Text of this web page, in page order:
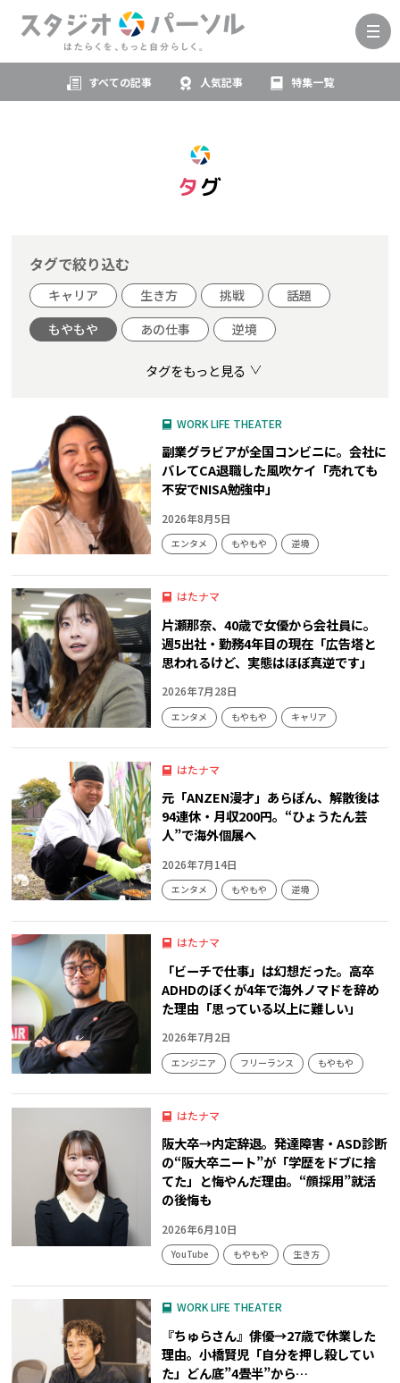
すべての記事 人気記事 特集一覧
タグ
タグで絞り込む
キャリア 生き方 挑戦
話題
もやもや
あの仕事 逆境
タグをもっと見る
WORK LIFE THEATER
副業グラビアが全国コンビニに。会社に
バレてCA退職した風吹ケイ「売れても
不安でNISA勉強中」
2026年8月5日
エンタメ もやもや 逆境
はたナマ
片瀬那奈、40歳で女優から会社員に。
週5出社・勤務4年目の現在「広告塔と
思われるけど、実態はほぼ真逆です」
2026年7月28日
エンタメ もやもや キャリア
はたナマ
元「ANZEN漫才」あらぽん、解散後は
94連休・月収200円。“ひょうたん芸
人”で海外個展へ
2026年7月14日
エンタメ もやもや 逆境
はたナマ
「ビーチで仕事」は幻想だった。高卒
ADHDのぼくが4年で海外ノマドを辞め
た理由「思っている以上に難しい」
2026年7月2日
エンジニア フリーランス もやもや
はたナマ
阪大卒→内定辞退。発達障害・ASD診断
の“阪大卒ニート”が「学歴をドブに捨
てた」と悔やんだ理由。“顔採用”就活
の後悔も
2026年6月10日
YouTube もやもや 生き方
WORK LIFE THEATER
『ちゅらさん』俳優→27歳で休業した
理由。小橋賢児「自分を押し殺してい
た」どん底”4畳半”から…